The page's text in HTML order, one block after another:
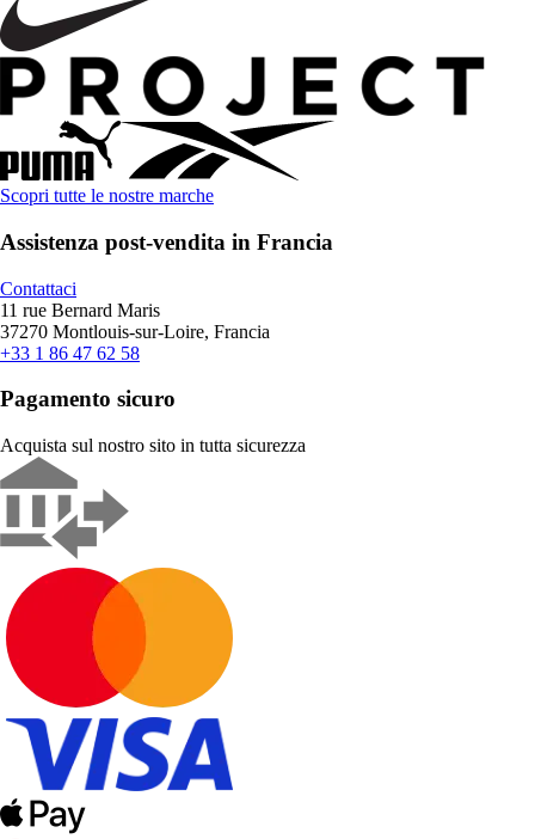
Scopri tutte le nostre marche
Assistenza post-vendita in Francia
Contattaci
11 rue Bernard Maris
37270 Montlouis-sur-Loire, Francia
+33 1 86 47 62 58
Pagamento sicuro
Acquista sul nostro sito in tutta sicurezza